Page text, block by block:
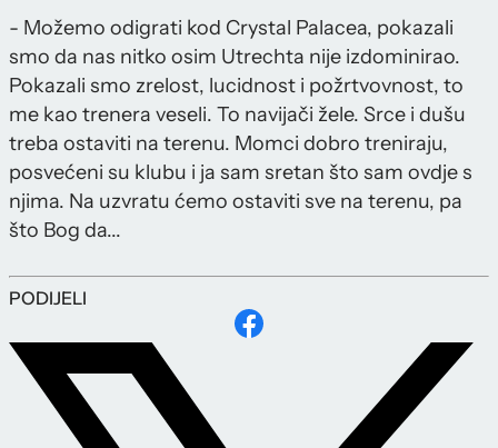
- Možemo odigrati kod Crystal Palacea, pokazali
smo da nas nitko osim Utrechta nije izdominirao.
Pokazali smo zrelost, lucidnost i požrtvovnost, to
me kao trenera veseli. To navijači žele. Srce i dušu
treba ostaviti na terenu. Momci dobro treniraju,
posvećeni su klubu i ja sam sretan što sam ovdje s
njima. Na uzvratu ćemo ostaviti sve na terenu, pa
što Bog da...
PODIJELI